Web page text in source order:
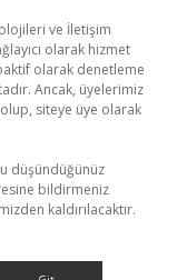
ve İletişim
olarak hizmet
olarak denetleme
Ancak, üyelerimiz
siteye üye olarak
düşündüğünüz
bildirmeniz
kaldırılacaktır.